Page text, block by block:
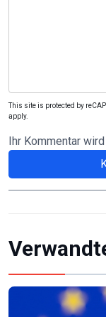
This site is protected by
apply.
Ihr Kommentar